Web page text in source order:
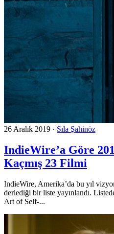
26 Aralık 2019 · Sıla Şahinöz
IndieWire’a Göre
Kaçmış 23 Filmi
IndieWire, Amerika’da bu yıl
derlediği bir liste yayınlandı.
Art of Self-...